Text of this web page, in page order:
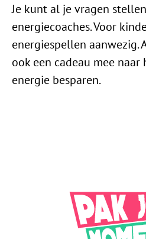
Je kunt al je vragen
energiecoaches. Voor
energiespellen aanwezig.
ook een cadeau mee
energie besparen.
Contact